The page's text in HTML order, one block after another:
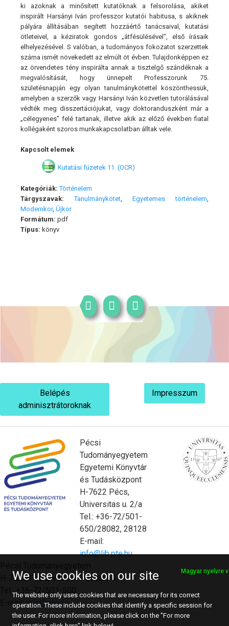
ki azoknak a minősített kutatóknak a felsorolása, akiket
inspirált Harsányi Iván professzor kutatói habitusa, s akiknek
pályára állításában segített hozzáértő tanácsaival, kutatási
ötleteivel, a kéziratok gondos „átfésülésével", első írásaik
elhelyezésével. S valóban, a tudományos fokozatot szerzettek
száma ismét növekedett az elmúlt öt évben. Tulajdonképpen ez
az örvendetes tény inspirálta annak a tisztelgő szándéknak a
megvalósítását, hogy ünnepelt Professzorunk 75.
születésnapján egy olyan tanulmánykötettel köszönthessük,
amelyben a szerzők vagy Harsányi Iván közvetlen tutorálásával
védték meg disszertációjukat, vagy doktoranduszként már a
„célegyenes" felé tartanak, illetve akik az előző években fiatal
kollégaként szoros munkakapcsolatban álltak vele.
Kapcsolt elemek
Kutatási füzetek 11. (OCR)
Kategóriák: Történelem
Tárgyszavak:
Tanulmánykötet Egyetemes történelem
Modernkor, Újkor
Formátum: pdf
Típus: könyv
Belépés
adminisztrátoroknak
Impresszum
Pécsi
Tudományegyetem
Egyetemi Könyvtár
és Tudásközpont
H-7622 Pécs,
Universitas u. 2/a
Tel.: +36-72/501-
650/28082, 28128
E-mail:
info@lib.pte.hu
H-7622 Pécs, Vasvári Pál utca 4.
Tel.: +36-72/501-500
E-mail:info@pte.hu
We use cookies on our site Magyar nyelvre
The website only uses cookies that are necessary for its correct
operation. These include cookies that identify a specific session for
the user. For more information, please click on the "For more